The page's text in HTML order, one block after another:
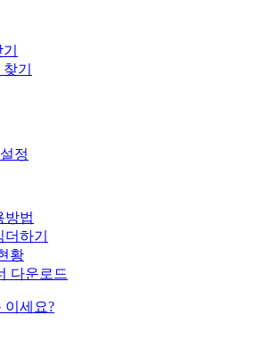
기
정
방법
하기
황
다운로드
이세요?